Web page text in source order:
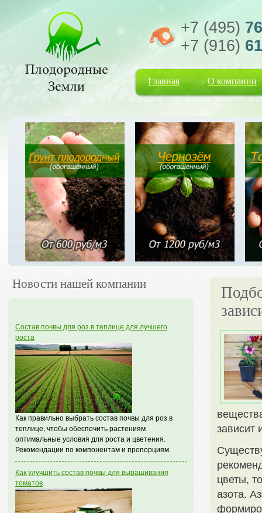
+7 (495)
+7 (916)
Главная О компании
Новости нашей компании
Состав почвы для роз в теплице для лучшего
роста
Как правильно выбрать состав почвы для роз в
теплице, чтобы обеспечить растениям
оптимальные условия для роста и цветения.
Рекомендации по компонентам и пропорциям.
Как улучшить состав почвы для выращивания
томатов
зависит
цветы,
азота.